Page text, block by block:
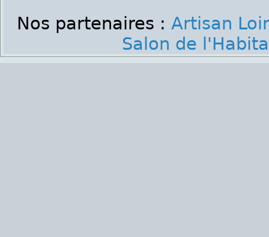
Nos partenaires : Artisan
Salon de